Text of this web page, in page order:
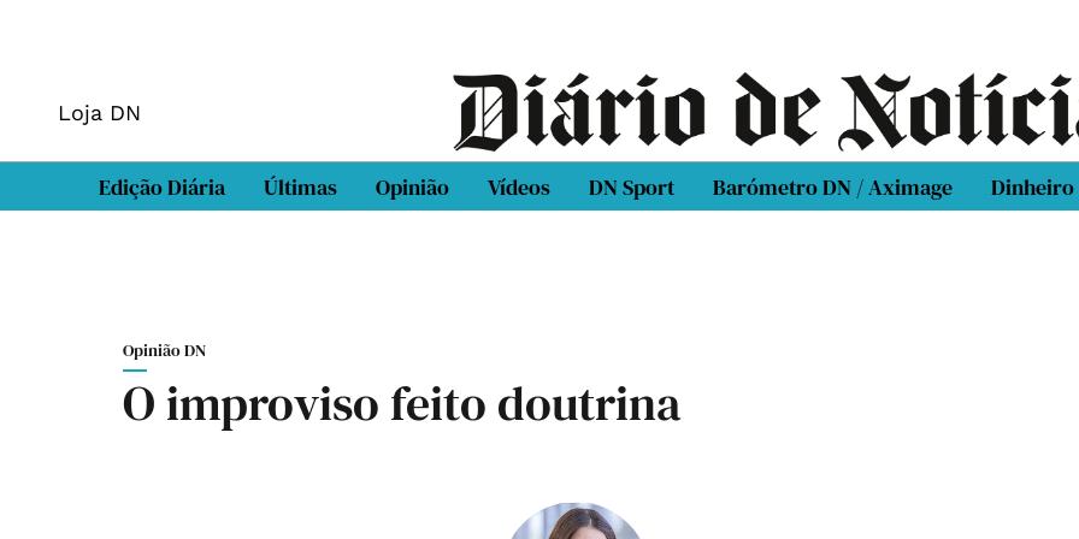
Loja DN
Edição Diária Últimas Opinião Vídeos DN Sport Barómetro DN / Aximage Dinheiro
Opinião DN
O improviso feito doutrina